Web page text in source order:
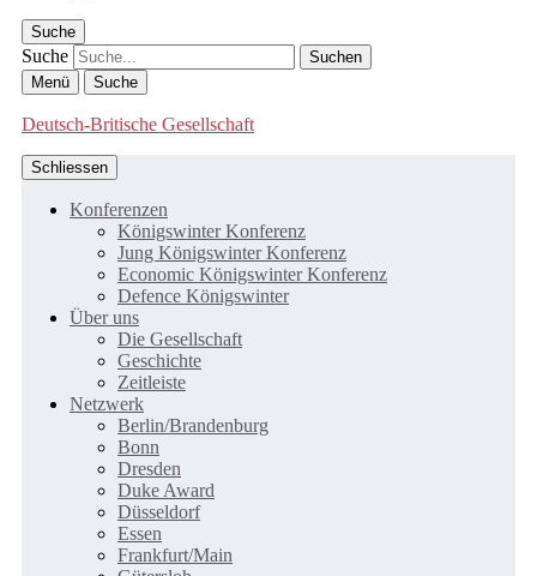
Suche
Suche
Menü Suche
Deutsch-Britische Gesellschaft
Schliessen
Konferenzen
Königswinter Konferenz
Jung Königswinter Konferenz
Economic Königswinter Konferenz
Defence Königswinter
Über uns
Die Gesellschaft
Geschichte
Zeitleiste
Netzwerk
Berlin/Brandenburg
Bonn
Dresden
Duke Award
Düsseldorf
Essen
Frankfurt/Main